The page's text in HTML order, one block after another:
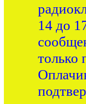
14 до
только